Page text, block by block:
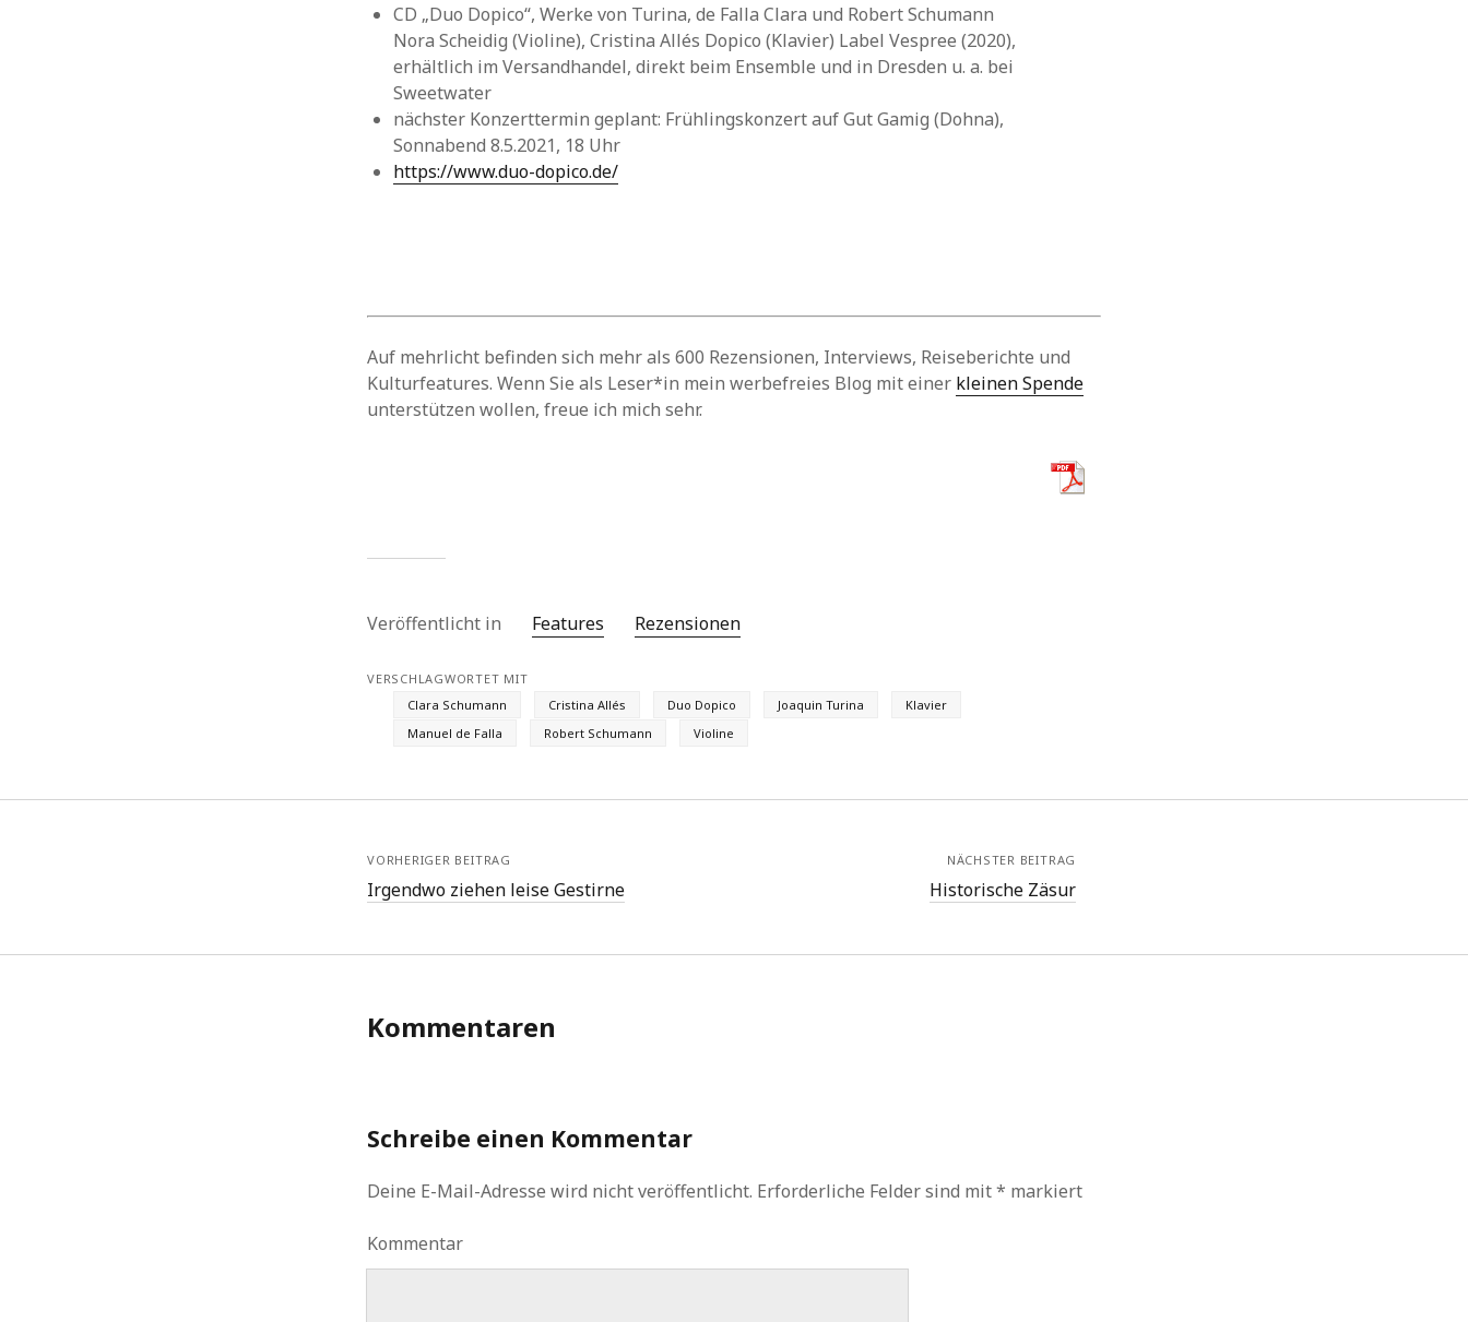
CD „Duo Dopico“, Werke von Turina, de Falla Clara und Robert Schumann
Nora Scheidig (Violine), Cristina Allés Dopico (Klavier) Label Vespree (2020),
erhältlich im Versandhandel, direkt beim Ensemble und in Dresden u. a. bei
Sweetwater
nächster Konzerttermin geplant: Frühlingskonzert auf Gut Gamig (Dohna),
Sonnabend 8.5.2021, 18 Uhr
https://www.duo-dopico.de/
Auf mehrlicht befinden sich mehr als 600 Rezensionen, Interviews, Reiseberichte und
Kulturfeatures. Wenn Sie als Leser*in mein werbefreies Blog mit einer kleinen Spende
unterstützen wollen, freue ich mich sehr.
Veröffentlicht in Features Rezensionen
VERSCHLAGWORTET MIT
Clara Schumann
Cristina Allés Duo Dopico Joaquin Turina
Klavier
Manuel de Falla
Robert Schumann Violine
VORHERIGER BEITRAG
Irgendwo ziehen leise Gestirne
NÄCHSTER BEITRAG
Historische Zäsur
Kommentaren
Schreibe einen Kommentar
Deine E-Mail-Adresse wird nicht veröffentlicht. Erforderliche Felder sind mit* markiert
Kommentar